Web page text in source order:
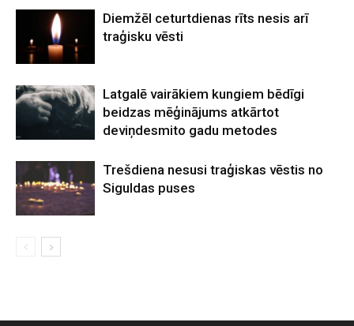
Diemžēl ceturtdienas rīts nesis arī
traģisku vēsti
Latgalē vairākiem kungiem bēdīgi
beidzas mēģinājums atkārtot
deviņdesmito gadu metodes
Trešdiena nesusi traģiskas vēstis no
Siguldas puses